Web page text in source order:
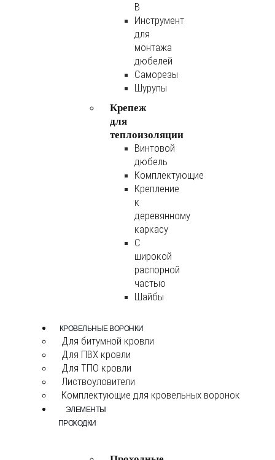
B
Инструмент
для
монтажа
дюбелей
Саморезы
Шурупы
Крепеж
для
теплоизоляции
Винтовой
дюбель
Комплектующие
Крепление
к
деревянному
каркасу
С
широкой
распорной
частью
Шайбы
КРОВЕЛЬНЫЕ ВОРОНКИ
Для битумной кровли
Для ПВХ кровли
Для ТПО кровли
Листвоуловители
Комплектующие для кровельных воронок
ЭЛЕМЕНТЫ
ПРОХОДКИ